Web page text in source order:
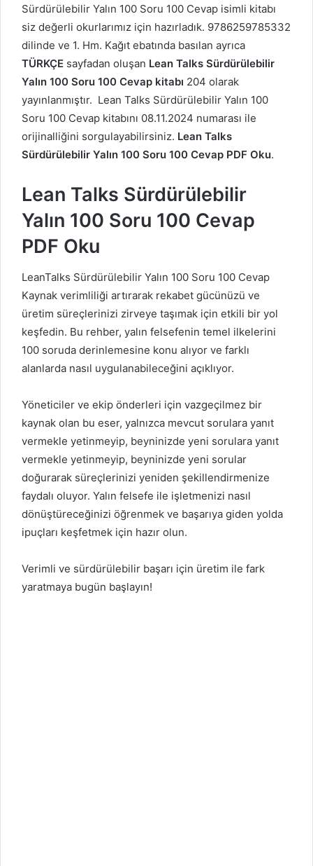
Sürdürülebilir Yalın 100 Soru 100 Cevap isimli kitabı
siz değerli okurlarımız için hazırladık. 9786259785332
dilinde ve 1. Hm. Kağıt ebatında basılan ayrıca
TÜRKÇE sayfadan oluşan Lean Talks Sürdürülebilir
Yalın 100 Soru 100 Cevap kitabı 204 olarak
yayınlanmıştır. Lean Talks Sürdürülebilir Yalın 100
Soru 100 Cevap kitabını 08.11.2024 numarası ile
orijinalliğini sorgulayabilirsiniz. Lean Talks
Sürdürülebilir Yalın 100 Soru 100 Cevap PDF Oku.
Lean Talks Sürdürülebilir
Yalın 100 Soru 100 Cevap
PDF Oku
LeanTalks Sürdürülebilir Yalın 100 Soru 100 Cevap
Kaynak verimliliği artırarak rekabet gücünüzü ve
üretim süreçlerinizi zirveye taşımak için etkili bir yol
keşfedin. Bu rehber, yalın felsefenin temel ilkelerini
100 soruda derinlemesine konu alıyor ve farklı
alanlarda nasıl uygulanabileceğini açıklıyor.
Yöneticiler ve ekip önderleri için vazgeçilmez bir
kaynak olan bu eser, yalnızca mevcut sorulara yanıt
vermekle yetinmeyip, beyninizde yeni sorulara yanıt
vermekle yetinmeyip, beyninizde yeni sorular
doğurarak süreçlerinizi yeniden şekillendirmenize
faydalı oluyor. Yalın felsefe ile işletmenizi nasıl
dönüştüreceğinizi öğrenmek ve başarıya giden yolda
ipuçları keşfetmek için hazır olun.
Verimli ve sürdürülebilir başarı için üretim ile fark
yaratmaya bugün başlayın!